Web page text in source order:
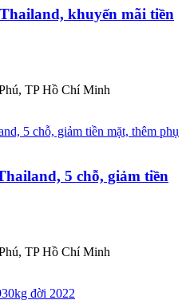
khuyến mãi tiền
TP Hồ Chí Minh
5 chỗ, giảm tiền
TP Hồ Chí Minh